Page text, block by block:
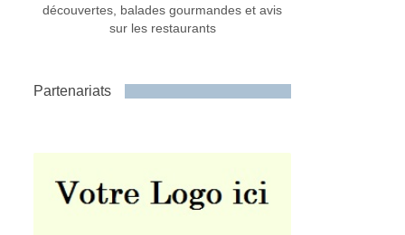
découvertes, balades gourmandes et avis
sur les restaurants
Partenariats